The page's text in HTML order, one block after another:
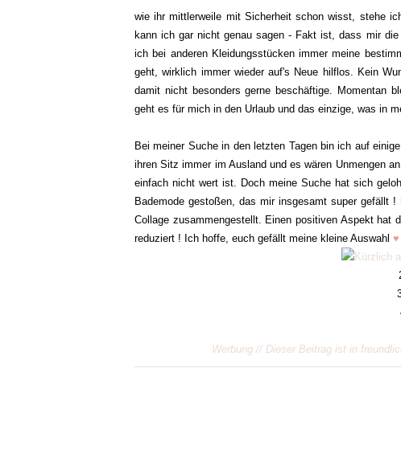
wie ihr mittlerweile mit Sicherheit schon wisst, stehe
kann ich gar nicht genau sagen - Fakt ist, dass mir
ich bei anderen Kleidungsstücken immer meine
geht, wirklich immer wieder auf's Neue hilflos. Kein
damit nicht besonders gerne beschäftige. Momentan
geht es für mich in den Urlaub und das einzige, was in
Bei meiner Suche in den letzten Tagen bin ich auf
ihren Sitz immer im Ausland und es wären Unmengen
einfach nicht wert ist. Doch meine Suche hat sich
Bademode gestoßen, das mir insgesamt super gefällt
Collage zusammengestellt. Einen positiven Aspekt hat
reduziert ! Ich hoffe, euch gefällt meine kleine Auswahl ♥
Werbung // Dieser Beitrag ist in